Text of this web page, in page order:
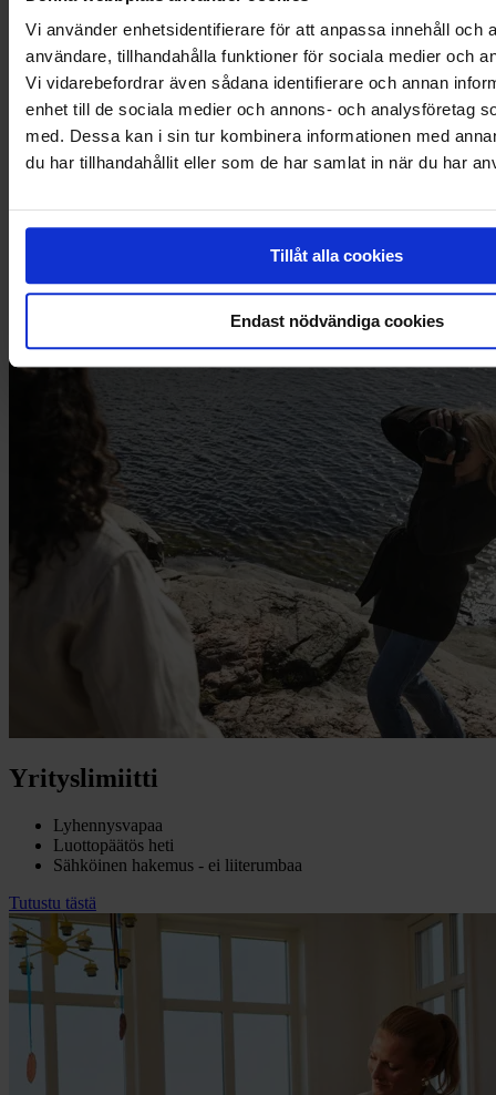
Vi använder enhetsidentifierare för att anpassa innehåll och
användare, tillhandahålla funktioner för sociala medier och
Vi vidarebefordrar även sådana identifierare och annan
enhet till de sociala medier och annons- och analysföretag
med. Dessa kan i sin tur kombinera informationen med
du har tillhandahållit eller som de har samlat in när du har
Tillåt alla cookies
Endast nödvändiga cookies
Laskurahoitus
Yrityslimiitti
Lyhennysvapaa
Luottopäätös heti
Sähköinen hakemus - ei liiterumbaa
Tutustu tästä